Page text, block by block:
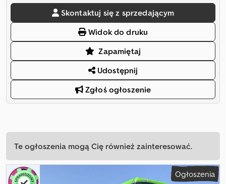
Skontaktuj się z sprzedającym
Widok do druku
Zapamiętaj
Udostępnij
Zgłoś ogłoszenie
Te ogłoszenia mogą Cię również zainteresować.
Ogłoszenia